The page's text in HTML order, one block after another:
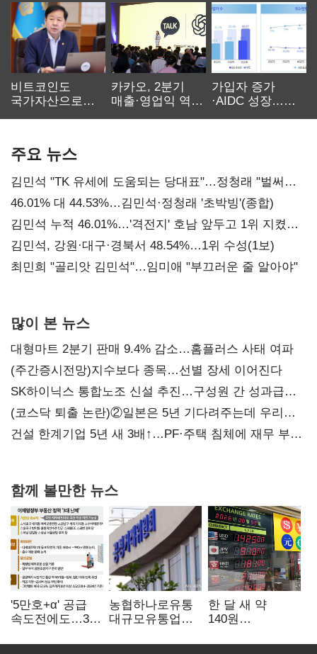
비트코인도
국가자산으로…'
카카오, 2분기
매출·영업익 역대
가입자 증가
·AIDC 성장…
주요 뉴스
김민석 "TK 유세에 도움되는 당대표"…정청래 "벌써
대표된 양 당직 배분"
46.01% 대 44.53%…김민석·정청래 '초박빙'(종합)
김민석 누적 46.01%…'격전지' 호남 앞두고 1위 지켰다
(2보)
김민석, 강원·대구·경북서 48.54%…1위 수성(1보)
최민희 "골리앗 김민석"…임미애 "부끄러운 줄 알아야"
많이 본 뉴스
대형마트 2분기 판매 9.4% 감소…홈플러스 사태 여파
(주간증시전망)지수보다 종목…선별 장세 이어진다
SK하이닉스 통합노조 신설 추진…구성원 간 성과급
불만 확산
(코스닥 퇴출 논란)②일본은 5년 기다려주는데 우리는
당장 퇴출?…시간만으론 부족한 코스닥 구하기
건설 한계기업 5년 새 3배↑…PF·주택 침체에 재무 부담
함께 볼만한 뉴스
'5만호+α' 공급
속도전에도…3대
농협하나로유통
대규모유통업법
공정위, 과징금
한 달 새 약
140원
엔저'에 원화